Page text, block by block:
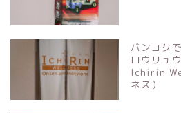
バンコク
ロウリュ
Ichirin
ネス）